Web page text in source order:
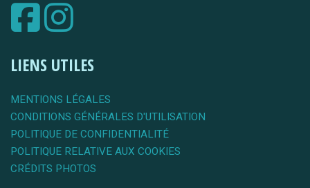
LIENS UTILES
MENTIONS LÉGALES
CONDITIONS GÉNÉRALES D'UTILISATION
POLITIQUE DE CONFIDENTIALITÉ
POLITIQUE RELATIVE AUX COOKIES
CRÉDITS PHOTOS